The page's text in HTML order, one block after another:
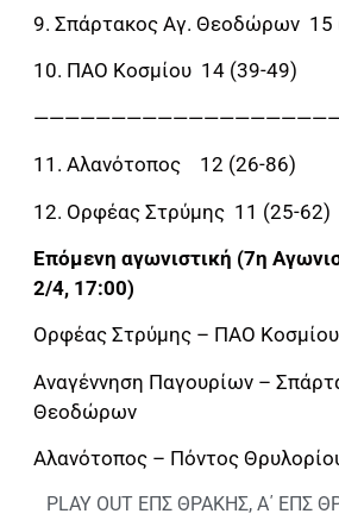
9. Σπάρτακος Αγ. Θεοδώρων 15
10. ΠΑΟ Κοσμίου 14 (39-49)
11. Αλανότοπος 12 (26-86)
12. Ορφέας Στρύμης 11 (25-62)
Επόμενη αγωνιστική (7η
2/4, 17:00)
Ορφέας Στρύμης – ΠΑΟ Κοσμίου
Αναγέννηση Παγουρίων –
Θεοδώρων
Αλανότοπος – Πόντος
PLAY OUT ΕΠΣ ΘΡΑΚΗΣ, Α΄ ΕΠΣ